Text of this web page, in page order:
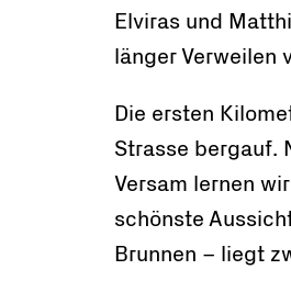
Elviras und
länger Verweilen
Die ersten
Strasse bergauf.
Versam lernen
schönste
Brunnen – liegt